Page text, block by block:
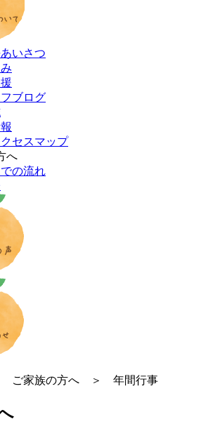
いさつ
ブログ
セスマップ
の流れ
家族の方へ ＞ 年間行事